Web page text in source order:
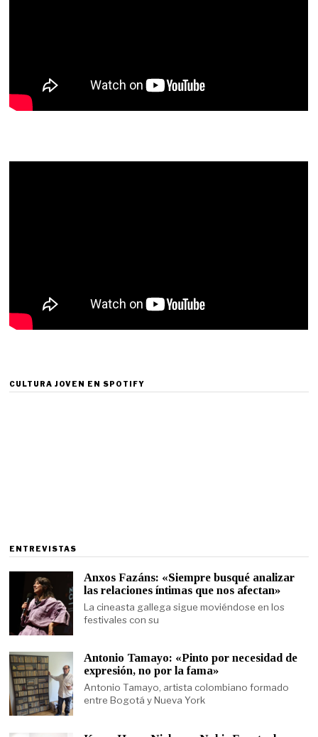
CULTURA JOVEN EN SPOTIFY
ENTREVISTAS
Anxos Fazáns: «Siempre busqué analizar
las relaciones íntimas que nos afectan»
La cineasta gallega sigue moviéndose en los
festivales con su
Antonio Tamayo: «Pinto por necesidad de
expresión, no por la fama»
Antonio Tamayo, artista colombiano formado
entre Bogotá y Nueva York